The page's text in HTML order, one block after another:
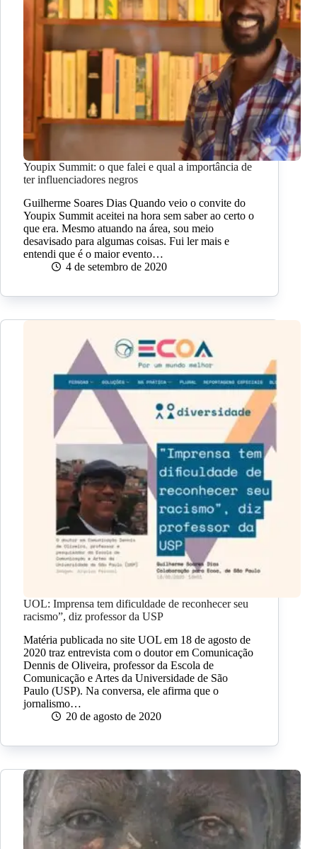
Youpix Summit: o que falei e qual a importância de
ter influenciadores negros
Guilherme Soares Dias Quando veio o convite do
Youpix Summit aceitei na hora sem saber ao certo o
que era. Mesmo atuando na área, sou meio
desavisado para algumas coisas. Fui ler mais e
entendi que é o maior evento…
4 de setembro de 2020
UOL: Imprensa tem dificuldade de reconhecer seu
racismo”, diz professor da USP
Matéria publicada no site UOL em 18 de agosto de
2020 traz entrevista com o doutor em Comunicação
Dennis de Oliveira, professor da Escola de
Comunicação e Artes da Universidade de São
Paulo (USP). Na conversa, ele afirma que o
jornalismo…
20 de agosto de 2020